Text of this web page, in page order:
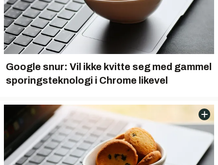
Google snur: Vil ikke kvitte seg med gammel
sporingsteknologi i Chrome likevel